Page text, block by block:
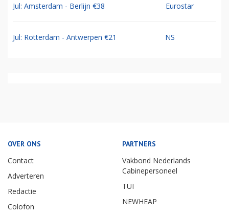
Jul: Amsterdam - Berlijn €38 Eurostar
Jul: Rotterdam - Antwerpen €21 NS
OVER ONS
Contact
Adverteren
Redactie
Colofon
PARTNERS
Vakbond Nederlands
Cabinepersoneel
TUI
NEWHEAP